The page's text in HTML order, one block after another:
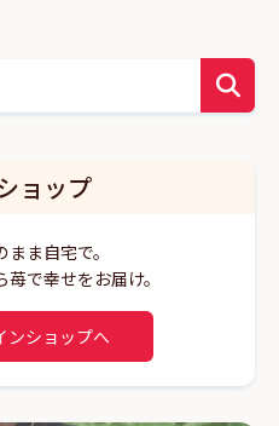
ョップ
ま自宅で。
で幸せをお届け。
ンショップへ